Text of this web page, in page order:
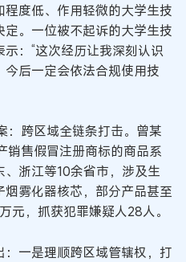
度低、作用轻微的大学生技
。一位被不起诉的大学生技
：“这次经历让我深刻认识
后一定会依法合规使用技
：跨区域全链条打击。曾某
销售假冒注册商标的商品系
浙江等10余省市，涉及生
雾化器核芯，部分产品甚至
元，抓获犯罪嫌疑人28人。
一是理顺跨区域管辖权，打